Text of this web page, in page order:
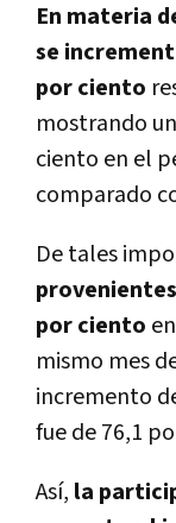
En materia
se
por ciento
mostrando
ciento en el
comparado
De tales
por ciento
mismo mes
incremento
fue de 76,1
Así, la